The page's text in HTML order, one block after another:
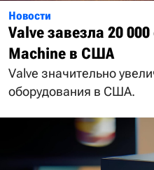
Новости
Valve завезла 20
Machine в США
Valve значительно
оборудования в США.